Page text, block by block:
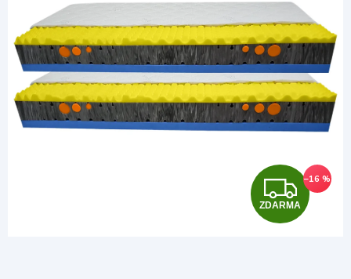
Z
D
ZDARMA
–16 %